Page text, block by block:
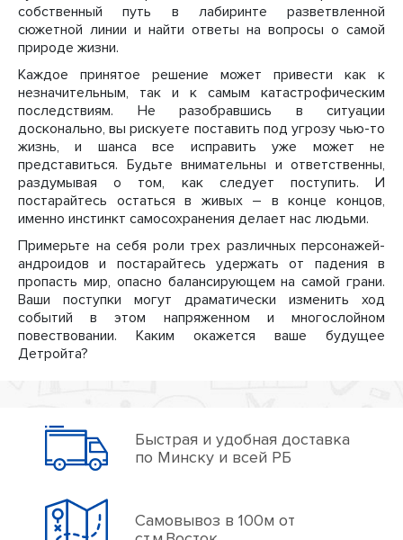
собственный путь в лабиринте разветвленной
сюжетной линии и найти ответы на вопросы о самой
природе жизни.
Каждое принятое решение может привести как к
незначительным, так и к самым катастрофическим
последствиям. Не разобравшись в ситуации
досконально, вы рискуете поставить под угрозу чью-то
жизнь, и шанса все исправить уже может не
представиться. Будьте внимательны и ответственны,
раздумывая о том, как следует поступить. И
постарайтесь остаться в живых – в конце концов,
именно инстинкт самосохранения делает нас людьми.
Примерьте на себя роли трех различных персонажей-
андроидов и постарайтесь удержать от падения в
пропасть мир, опасно балансирующем на самой грани.
Ваши поступки могут драматически изменить ход
событий в этом напряженном и многослойном
повествовании. Каким окажется ваше будущее
Детройта?
Быстрая и удобная доставка
по Минску и всей РБ
Самовывоз в 100м от